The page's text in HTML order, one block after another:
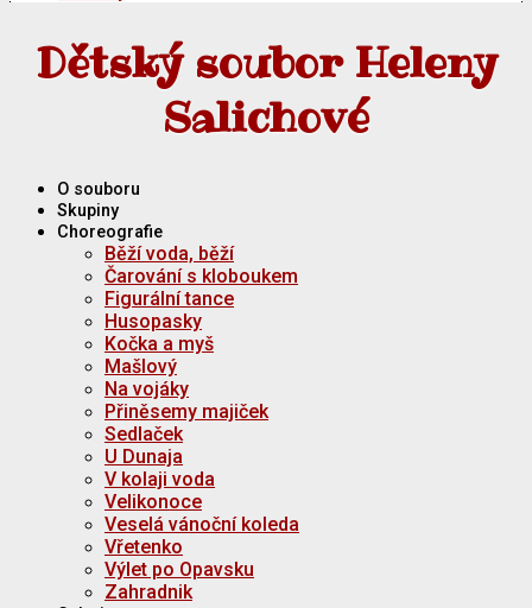
Dětský soubor Heleny
Salichové
O souboru
Skupiny
Choreografie
Běží voda, běží
Čarování s kloboukem
Figurální tance
Husopasky
Kočka a myš
Mašlový
Na vojáky
Přiněsemy majiček
Sedlaček
U Dunaja
V kolaji voda
Velikonoce
Veselá vánoční koleda
Vřetenko
Výlet po Opavsku
Zahradnik